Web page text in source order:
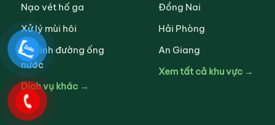
Nạo vét hố ga
Xử lý mùi hôi
Vệ sinh đường ống
nước
Dịch vụ khác →
Đồng Nai
Hải Phòng
An Giang
Xem tất cả khu vực →